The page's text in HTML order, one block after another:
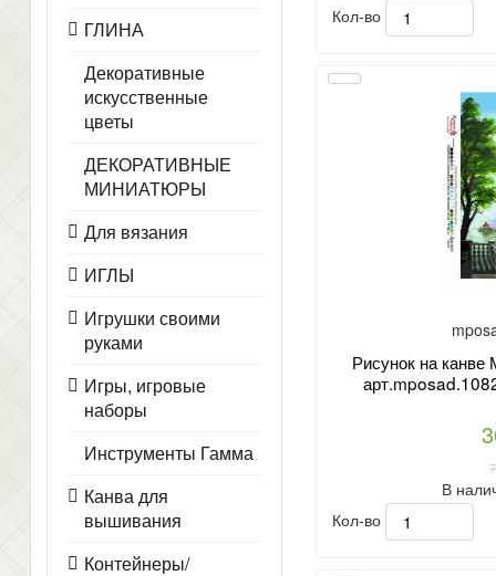
ГЛИНА
Декоративные
искусственные
цветы
ДЕКОРАТИВНЫЕ
МИНИАТЮРЫ
Для вязания
ИГЛЫ
Игрушки своими
руками
Игры, игровые
наборы
Инструменты Гамма
Канва для
вышивания
Контейнеры/
Кол-во
Рисунок на
В
Кол-во